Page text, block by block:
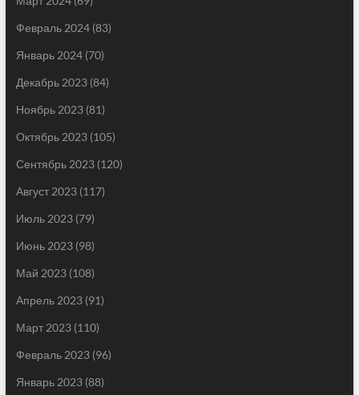
Февраль 2024(83)
Январь 2024(70)
Декабрь 2023(84)
Ноябрь 2023(81)
Октябрь 2023(105)
Сентябрь 2023(120)
Август 2023(117)
Июль 2023(79)
Июнь 2023(98)
Май 2023(108)
Апрель 2023(91)
Март 2023(110)
Февраль 2023(96)
Январь 2023(88)